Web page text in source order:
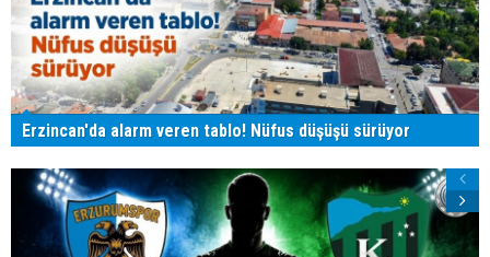
Erzincan'da alarm veren tablo! Nüfus düşüşü sürüyor